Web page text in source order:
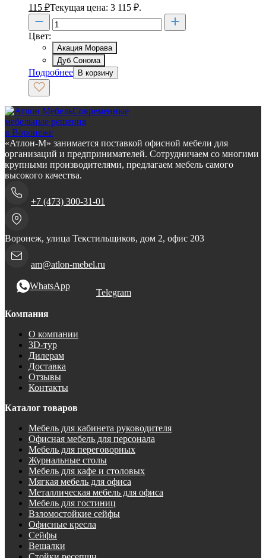
115 ₽Текущая цена: 3 115 ₽.
Цвет:
Акация Морава
Дуб Сонома
Подробнее В корзину
Современные
мебельные решения
в Воронеже
«Атлон-М» занимается поставкой офисной мебели для
организаций и предпринимателей. Сотрудничаем со многими
крупными производителями, предлагаем мебель самого
высокого качества.
+7 (473) 300-31-01
Воронеж, улица Текстильщиков, дом 2, офис 203
am@atlon-mebel.ru
WhatsApp
Telegram
Компания
О компании
3D-тур
Дилерам
Доставка
Отзывы
Контакты
Каталог товаров
Мебель для кабинета руководителя
Офисная мебель для персонала
Мебель для переговорных
Журнальные столы
Мебель для кафе и столовых
Мягкая мебель для офиса
Металлическая мебель для офиса
Мебель для гостиниц
Взломостойкие сейфы
Офисные кресла
Сейфы
Вешалки